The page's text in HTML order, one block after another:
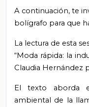
A continuación, te
bolígrafo para que
La lectura de esta
“Moda rápida: la
Claudia Hernández
El texto aborda
ambiental de la